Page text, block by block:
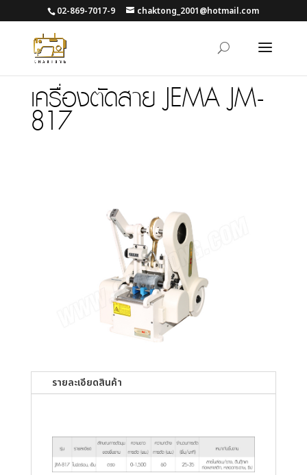
02-869-7017-9 chaktong_2001@hotmail.com
เครื่องตัดสาย JEMA JM-
817
รายละเอียดสินค้า